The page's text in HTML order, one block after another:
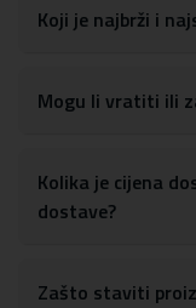
Materijal:
TPU silikon
Koji je najbrži i
Mogu li vratiti ili
Kolika je cijena
dostave?
Zašto staviti